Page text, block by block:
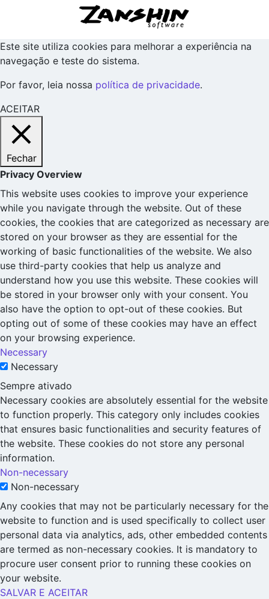
Este site utiliza cookies para melhorar a experiência na
navegação e teste do sistema.
Por favor, leia nossa política de privacidade.
ACEITAR
Fechar
Privacy Overview
This website uses cookies to improve your experience
while you navigate through the website. Out of these
cookies, the cookies that are categorized as necessary are
stored on your browser as they are essential for the
working of basic functionalities of the website. We also
use third-party cookies that help us analyze and
understand how you use this website. These cookies will
be stored in your browser only with your consent. You
also have the option to opt-out of these cookies. But
opting out of some of these cookies may have an effect
on your browsing experience.
Necessary
Necessary
Sempre ativado
Necessary cookies are absolutely essential for the website
to function properly. This category only includes cookies
that ensures basic functionalities and security features of
the website. These cookies do not store any personal
information.
Non-necessary
Non-necessary
Any cookies that may not be particularly necessary for the
website to function and is used specifically to collect user
personal data via analytics, ads, other embedded contents
are termed as non-necessary cookies. It is mandatory to
procure user consent prior to running these cookies on
your website.
SALVAR E ACEITAR